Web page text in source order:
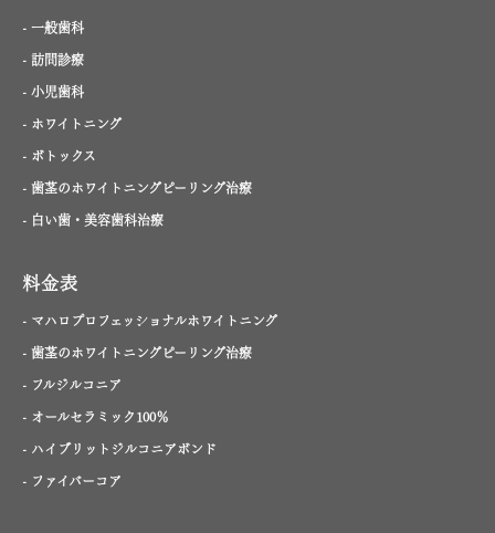
- 一般歯科
- 訪問診療
- 小児歯科
- ホワイトニング
- ボトックス
- 歯茎のホワイトニングピーリング治療
- 白い歯・美容歯科治療
料金表
- マハロプロフェッショナルホワイトニング
- 歯茎のホワイトニングピーリング治療
- フルジルコニア
- オールセラミック100％
- ハイブリットジルコニアボンド
- ファイバーコア